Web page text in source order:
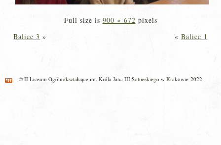
Full size is 900 × 672 pixels
Balice 3 » « Balice 1
© II Liceum Ogólnokształcące im. Króla Jana III Sobieskiego w Krakowie 2022